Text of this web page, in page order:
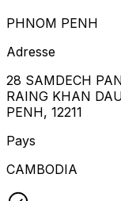
PHNOM PENH
Adresse
28 SAMDECH
RAING KHAN
PENH, 12211
Pays
CAMBODIA